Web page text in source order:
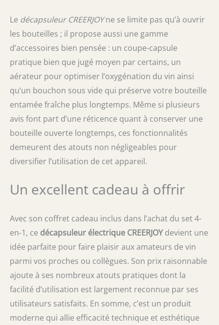
Le décapsuleur CREERJOYne se limite pas qu’à ouvrir
les bouteilles ; il propose aussi une gamme
d’accessoires bien pensée : un coupe-capsule
pratique bien que jugé moyen par certains, un
aérateur pour optimiser l’oxygénation du vin ainsi
qu’un bouchon sous vide qui préserve votre bouteille
entamée fraîche plus longtemps. Même si plusieurs
avis font part d’une réticence quant à conserver une
bouteille ouverte longtemps, ces fonctionnalités
demeurent des atouts non négligeables pour
diversifier l’utilisation de cet appareil.
Un excellent cadeau à offrir
Avec son coffret cadeau inclus dans l’achat du set 4-
en-1, ce décapsuleur électrique CREERJOYdevient une
idée parfaite pour faire plaisir aux amateurs de vin
parmi vos proches ou collègues. Son prix raisonnable
ajoute à ses nombreux atouts pratiques dont la
facilité d’utilisation est largement reconnue par ses
utilisateurs satisfaits. En somme, c’est un produit
moderne qui allie efficacité technique et esthétique